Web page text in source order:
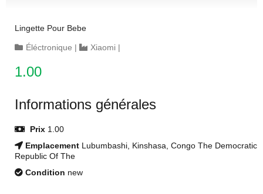
Lingette Pour Bebe
Éléctronique | Xiaomi |
1.00
Informations générales
Prix 1.00
Emplacement Lubumbashi, Kinshasa, Congo The Democratic
Republic Of The
Condition new